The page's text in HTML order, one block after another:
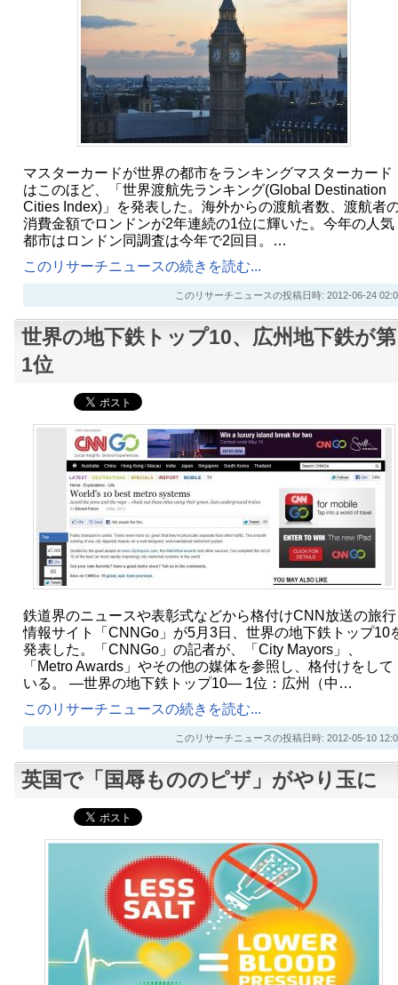
マスターカードが世界の都市をランキングマスターカード
はこのほど、「世界渡航先ランキング(Global Destination
Cities Index)」を発表した。海外からの渡航者数、渡航者
消費金額でロンドンが2年連続の1位に輝いた。今年の人気
都市はロンドン同調査は今年で2回目。…
このリサーチニュースの続きを読む...
このリサーチニュースの投稿日時: 2012-06-24
世界の地下鉄トップ10、広州地下鉄が第
1位
鉄道界のニュースや表彰式などから格付けCNN放送の旅行
情報サイト「CNNGo」が5月3日、世界の地下鉄トップ10
発表した。「CNNGo」の記者が、「City Mayors」、
「Metro Awards」やその他の媒体を参照し、格付けをして
いる。 ―世界の地下鉄トップ10― 1位：広州（中…
このリサーチニュースの続きを読む...
このリサーチニュースの投稿日時: 2012-05-10
英国で「国辱もののピザ」がやり玉に